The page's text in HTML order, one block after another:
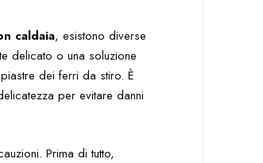
caldaia, esistono diverse
delicato o una soluzione
dei ferri da stiro. È
per evitare danni
Prima di tutto,